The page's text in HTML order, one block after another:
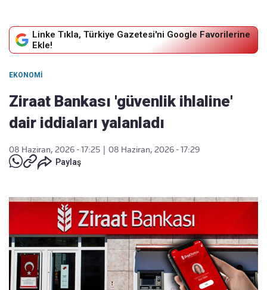
Linke Tıkla, Türkiye Gazetesi'ni Google Favorilerine
Ekle!
EKONOMI
Ziraat Bankası 'güvenlik ihlaline'
dair iddiaları yalanladı
08 Haziran, 2026 - 17:25
08 Haziran, 2026 - 17:29
Paylaş